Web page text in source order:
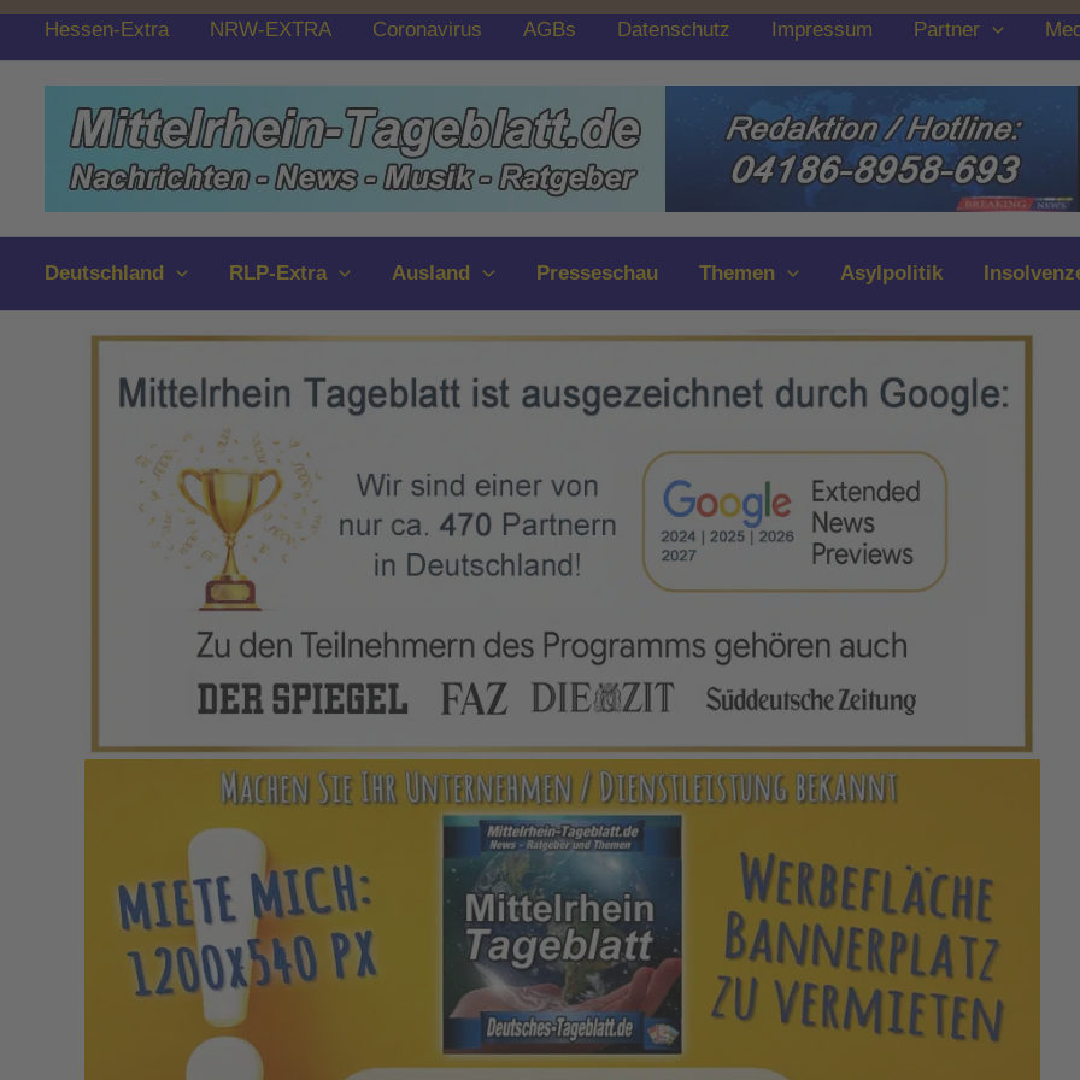
Zum
springen
Hessen-Extra NRW-EXTRA Coronavirus AGBs Datenschutz Impressum Partner
Deutschland RLP-Extra Ausland Presseschau Themen Asylpolitik